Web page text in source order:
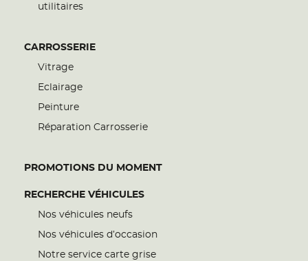
utilitaires
CARROSSERIE
Vitrage
Eclairage
Peinture
Réparation Carrosserie
PROMOTIONS DU MOMENT
RECHERCHE VÉHICULES
Nos véhicules neufs
Nos véhicules d’occasion
Notre service carte grise